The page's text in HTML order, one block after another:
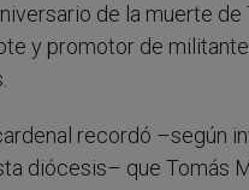
de la muerte de
y promotor de
recordó –según
diócesis– que Tomás